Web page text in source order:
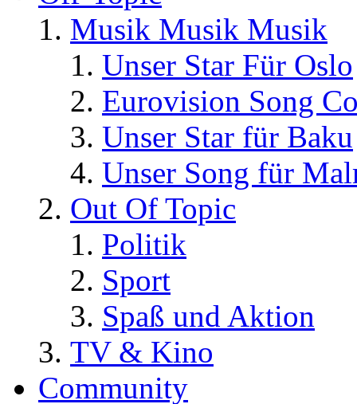
Musik Musik Musik
Unser Star Für Oslo
Eurovision Song
Unser Star für Baku
Unser Song für
Out Of Topic
Politik
Sport
Spaß und Aktion
TV & Kino
Community